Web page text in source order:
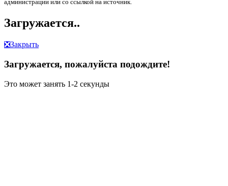
администрации или со ссылкой на источник.
Загружается..
❎Закрыть
Загружается, пожалуйста подождите!
Это может занять 1-2 секунды